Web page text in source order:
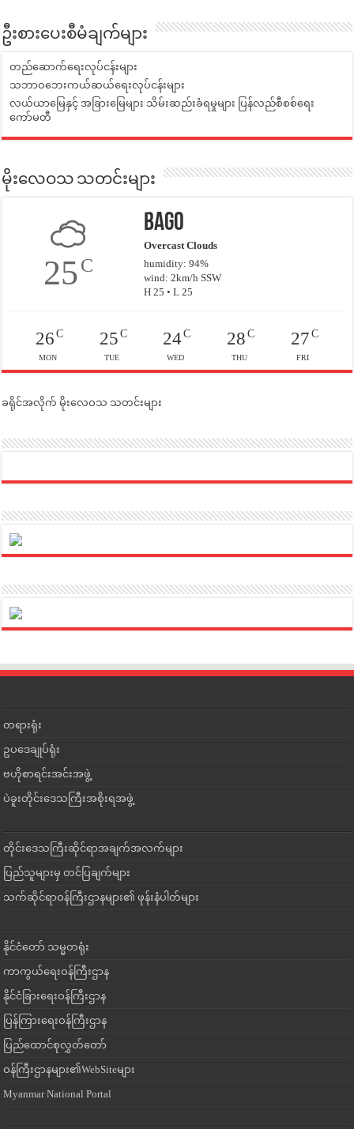
ဦးစားပေးစီမံချက်များ
တည်ဆောက်ရေးလုပ်ငန်းများ
သဘာဝဘေးကယ်ဆယ်ရေးလုပ်ငန်းများ
လယ်ယာမြေနှင့် အခြားမြေများ သိမ်းဆည်းခံရမှုများ ပြန်လည်စီစစ်ရေး
ကော်မတီ
မိုးလေဝသ သတင်းများ
25C
Bago
Overcast Clouds
humidity: 94%
wind: 2km/h SSW
H 25 • L 25
26C
MON
25C
TUE
24C
WED
28C
THU
27C
FRI
ခရိုင်အလိုက် မိုးလေဝသ သတင်းများ
တရားရုံး
ဥပဒေချုပ်ရုံး
ဗဟိုစာရင်းအင်းအဖွဲ့
ပဲခူးတိုင်းဒေသကြီးအစိုးရအဖွဲ့
တိုင်းဒေသကြီးဆိုင်ရာအချက်အလက်များ
ပြည်သူများမှ တင်ပြချက်များ
သက်ဆိုင်ရာဝန်ကြီးဌာနများ၏ ဖုန်းနံပါတ်များ
နိုင်ငံတော် သမ္မတရုံး
ကာကွယ်ရေးဝန်ကြီးဌာန
နိုင်ငံခြားရေးဝန်ကြီးဌာန
ပြန်ကြားရေးဝန်ကြီးဌာန
ပြည်ထောင်စုလွှတ်တော်
ဝန်ကြီးဌာနများ၏WebSiteများ
Myanmar National Portal